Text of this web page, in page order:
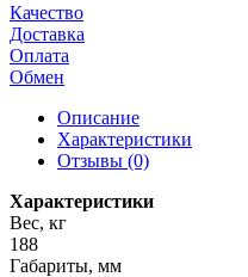
Качество
Доставка
Оплата
Обмен
Описание
Характеристики
Отзывы (0)
Характеристики
Вес, кг
188
Габариты, мм